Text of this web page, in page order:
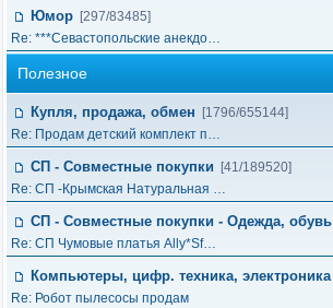
Юмор [297/83485]
Re: ***Севастопольские анекдо…
Полезное
Купля, продажа, обмен
[1796/655144]
Re: Продам детский комплект п…
СП - Совместные покупки
[41/189520]
Re: СП -Крымская Натуральная …
СП - Совместные покупки - Одежда, обувь
Re: СП Чумовые платья Ally*Sf…
Компьютеры, цифр. техника, электроника
Re: Робот пылесосы продам